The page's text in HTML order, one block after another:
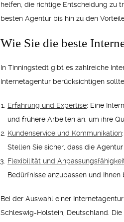
helfen, die richtige Entscheidung zu
besten Agentur bis hin zu den
Wie Sie die beste
In Tinningstedt gibt es zahlreiche
Internetagentur berücksichtigen
Erfahrung und Expertise: Eine
und frühere Arbeiten an, um ihre
Kundenservice und Kommunikation
Stellen Sie sicher, dass die
Flexibilität und
Bedürfnisse anzupassen und
Bei der Auswahl einer
Schleswig-Holstein, Deutschland.